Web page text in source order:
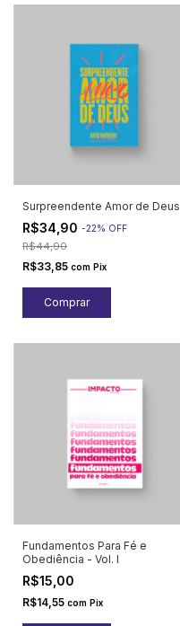
Surpreendente Amor de Deus
R$34,90 -22% OFF
R$44,90
R$33,85 com Pix
Fundamentos Para Fé e
Obediência - Vol. I
R$15,00
R$14,55 com Pix